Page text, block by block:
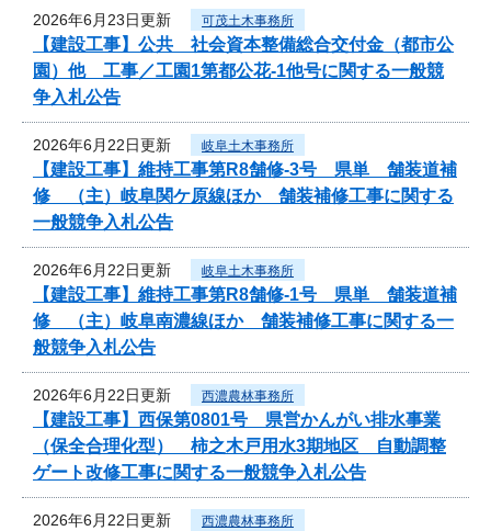
2026年6月23日更新 可茂土木事務所
【建設工事】公共 社会資本整備総合交付金（都市公
園）他 工事／工園1第都公花-1他号に関する一般競
争入札公告
2026年6月22日更新 岐阜土木事務所
【建設工事】維持工事第R8舗修-3号 県単 舗装道補
修 （主）岐阜関ケ原線ほか 舗装補修工事に関する
一般競争入札公告
2026年6月22日更新 岐阜土木事務所
【建設工事】維持工事第R8舗修-1号 県単 舗装道補
修 （主）岐阜南濃線ほか 舗装補修工事に関する一
般競争入札公告
2026年6月22日更新 西濃農林事務所
【建設工事】西保第0801号 県営かんがい排水事業
（保全合理化型） 柿之木戸用水3期地区 自動調整
ゲート改修工事に関する一般競争入札公告
2026年6月22日更新 西濃農林事務所